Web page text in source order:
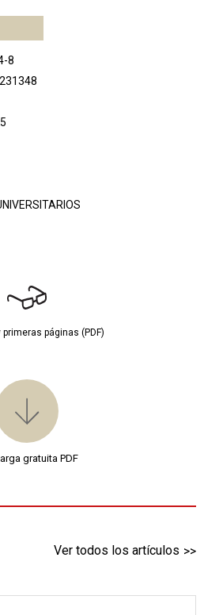
8
páginas (PDF)
gratuita PDF
Ver todos los artículos